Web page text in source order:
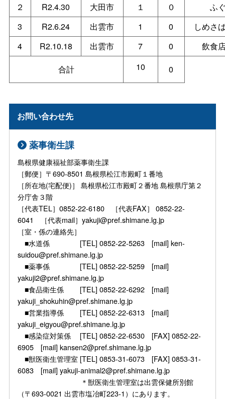
２
R2.4.30 大田市 １ ０
ふ
3
R2.6.24 出雲市 1 0
しめさ
4
R2.10.18 出雲市 7 0
飲食
合計
10 0
お問い合わせ先
薬事衛生課
島根県健康福祉部薬事衛生課
［郵便］〒690-8501 島根県松江市殿町１番地
［所在地(宅配便)］ 島根県松江市殿町２番地 島根県庁第２
分庁舎３階
［代表TEL］0852-22-6180 ［代表FAX］ 0852-22-
6041 ［代表mail］yakuji@pref.shimane.lg.jp
［室・係の連絡先］
■水道係 [TEL] 0852-22-5263 [mail] ken-
suidou@pref.shimane.lg.jp
■薬事係 [TEL] 0852-22-5259 [mail]
yakuji2@pref.shimane.lg.jp
■食品衛生係 [TEL] 0852-22-6292 [mail]
yakuji_shokuhin@pref.shimane.lg.jp
■営業指導係 [TEL] 0852-22-6313 [mail]
yakuji_eigyou@pref.shimane.lg.jp
■感染症対策係 [TEL] 0852-22-6530 [FAX] 0852-22-
6905 [mail] kansen2@pref.shimane.lg.jp
■獣医衛生管理室 [TEL] 0853-31-6073 [FAX] 0853-31-
6083 [mail] yakuji-animal2@pref.shimane.lg.jp
＊獣医衛生管理室は出雲保健所別館
（〒693-0021 出雲市塩冶町223-1）にあります。